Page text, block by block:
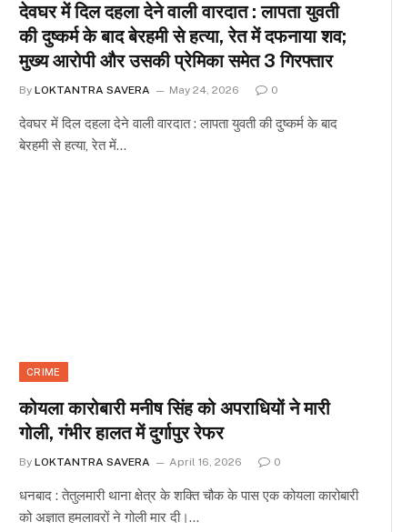
देवघर में दिल दहला देने वाली वारदात : लापता युवती
की दुष्कर्म के बाद बेरहमी से हत्या, रेत में दफनाया शव;
मुख्य आरोपी और उसकी प्रेमिका समेत 3 गिरफ्तार
By LOKTANTRA SAVERA May 24, 2026 0
देवघर में दिल दहला देने वाली वारदात : लापता युवती की दुष्कर्म के बाद
बेरहमी से हत्या, रेत में…
CRIME
कोयला कारोबारी मनीष सिंह को अपराधियों ने मारी
गोली, गंभीर हालत में दुर्गापुर रेफर
By LOKTANTRA SAVERA April 16, 2026 0
धनबाद : तेतुलमारी थाना क्षेत्र के शक्ति चौक के पास एक कोयला कारोबारी
को अज्ञात हमलावरों ने गोली मार दी।…